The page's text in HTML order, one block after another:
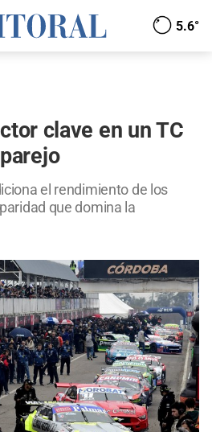
5.6°
clave en un TC
el rendimiento de los
que domina la